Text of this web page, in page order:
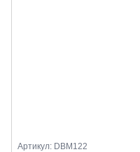
Артикул: DBM122